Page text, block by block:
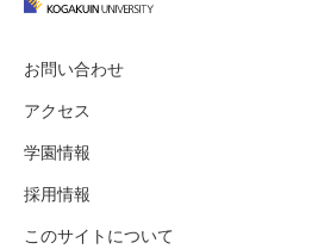
お問い合わせ
アクセス
学園情報
採用情報
このサイトについて